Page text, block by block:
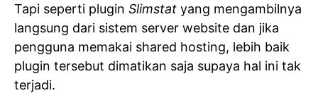
Tapi seperti plugin Slimstat yang mengambilnya
langsung dari sistem server website dan jika
pengguna memakai shared hosting, lebih baik
plugin tersebut dimatikan saja supaya hal ini tak
terjadi.